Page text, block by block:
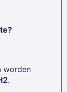
worden
.